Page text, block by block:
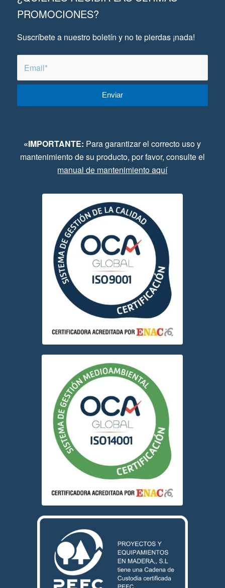
PROMOCIONES?
Suscríbete a nuestro boletín y no te pierdas ¡nada!
«IMPORTANTE: Para garantizar el correcto uso y
mantenimiento de su producto, por favor, consulte el
manual de mantenimiento aquí